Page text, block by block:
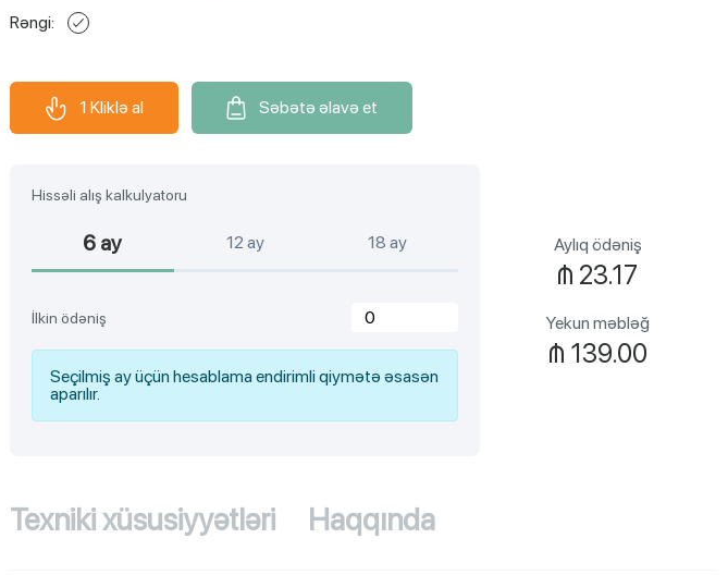
Rəngi:
1 Kliklə al Səbətə əlavə et
Hissəli alış kalkulyatoru
6 ay 12 ay 18 ay
İlkin ödəniş
Seçilmiş ay üçün hesablama endirimli qiymətə əsasən
aparılır.
Aylıq ödəniş
₼ 23.17
Yekun məbləğ
₼ 139.00
Texniki xüsusiyyətləri Haqqında